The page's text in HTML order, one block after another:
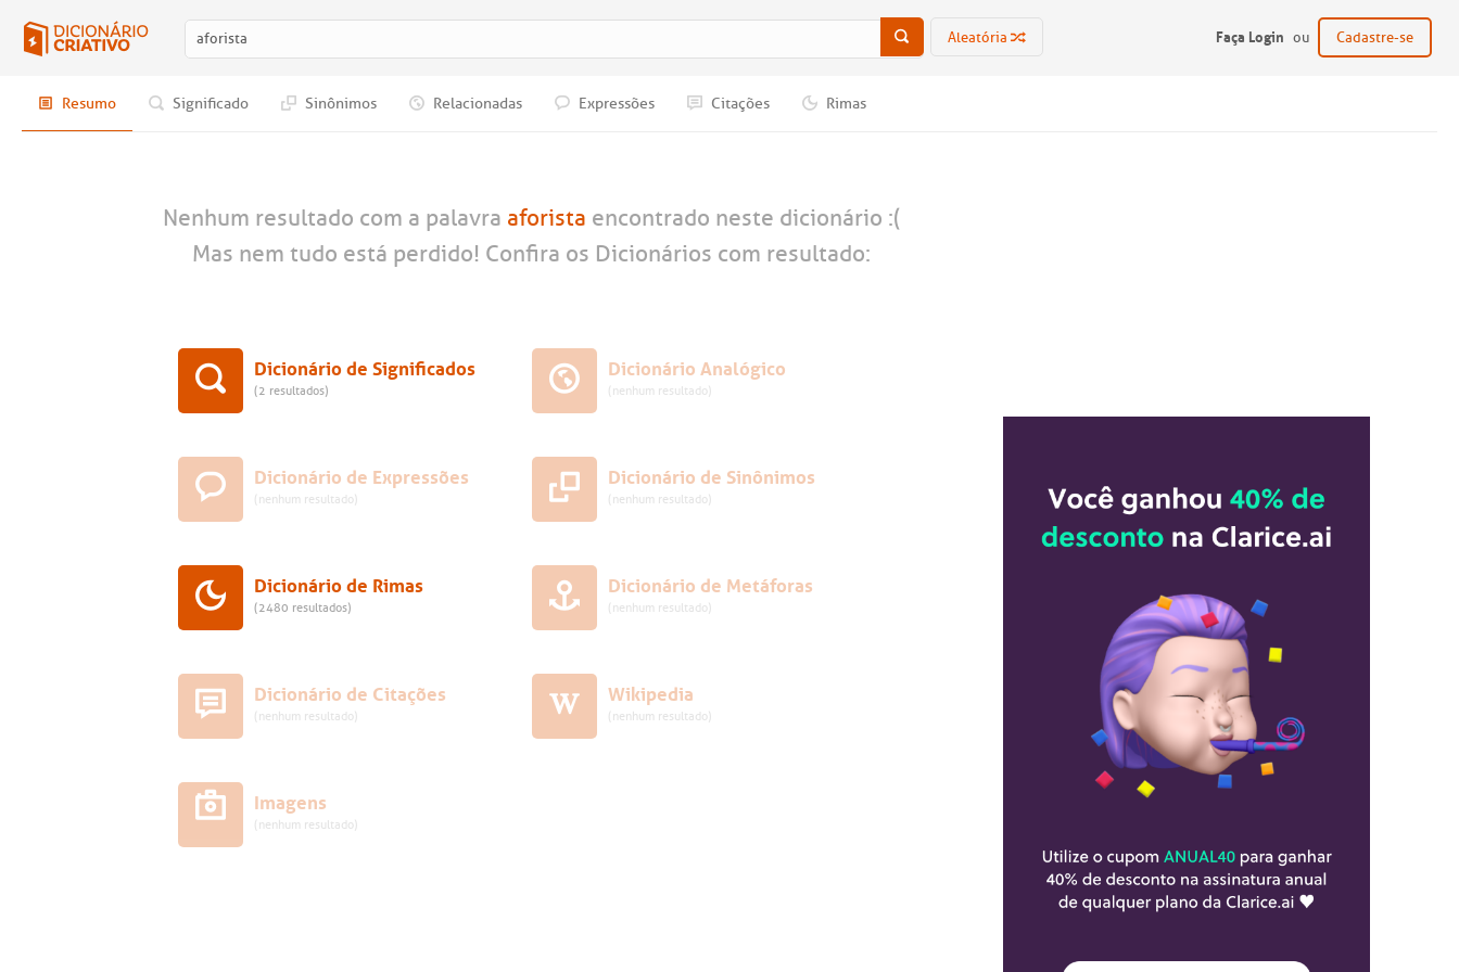
Aleatória Faça Login ou Cadastre-se
Resumo Significado Sinônimos Relacionadas Expressões Citações Rimas
Nenhum resultado com a palavra aforista encontrado neste dicionário :(
Mas nem tudo está perdido! Confira os Dicionários com resultado:
Dicionário de Significados
(2 resultados)
Dicionário Analógico
(nenhum resultado)
Dicionário de Expressões
(nenhum resultado)
Dicionário de Sinônimos
(nenhum resultado)
Dicionário de Rimas
(2480 resultados)
Dicionário de Metáforas
(nenhum resultado)
Dicionário de Citações
(nenhum resultado)
Wikipedia
(nenhum resultado)
Imagens
(nenhum resultado)